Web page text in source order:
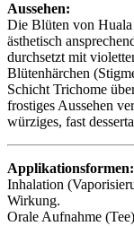
Aussehen:
Die Blüten von
ästhetisch
durchsetzt mit
Blütenhärchen
Schicht Trichome
frostiges Aussehen
würziges, fast
Applikationsformen:
Inhalation
Wirkung.
Orale Aufnahme